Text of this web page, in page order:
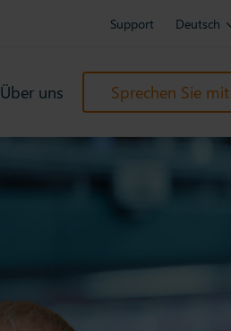
Support Deutsch
Über uns Sprechen Sie